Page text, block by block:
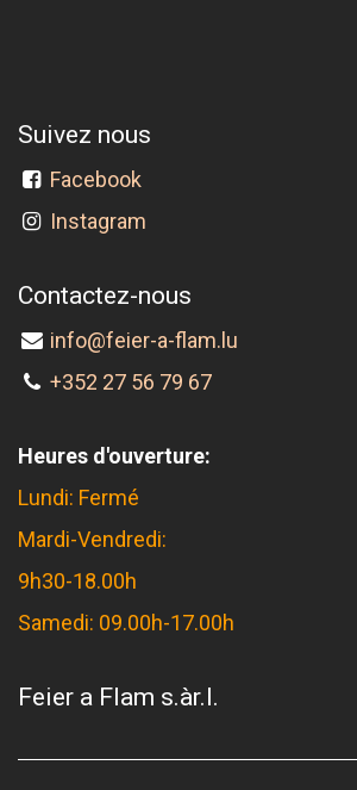
Suivez nous
Facebook
Instagram
Contactez-nous
info@feier-a-flam.lu
+352 27 56 79 67
Heures d'ouverture:
Lundi: Fermé
Mardi-Vendredi:
9h30-18.00h
Samedi: 09.00h-17.00h
Feier a Flam s.àr.l.